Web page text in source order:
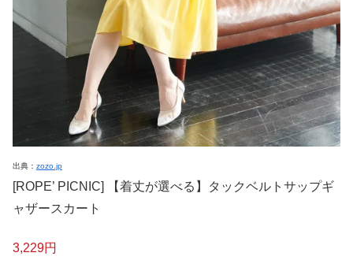
出典： zozo.jp
[ROPE’ PICNIC] 【着丈が選べる】タックベルトサップギ
ャザースカート
3,229円